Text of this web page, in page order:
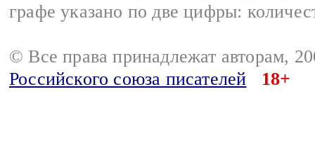
графе указано по две цифры:
© Все права принадлежат авторам,
Российского союза писателей
18+